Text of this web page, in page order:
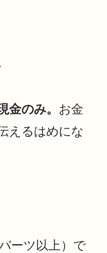
金のみ。 お金
えるはめにな
ーツ以上）で